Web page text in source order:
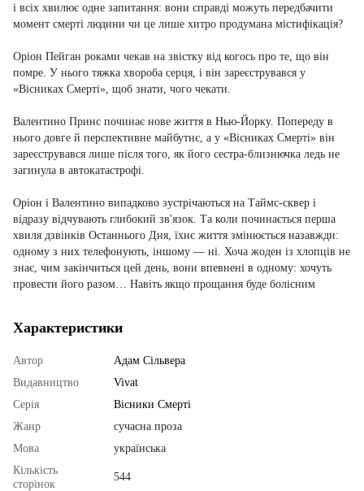
і всіх хвилює одне запитання: вони справді можуть передбачити
момент смерті людини чи це лише хитро продумана містифікація?
Оріон Пейган роками чекав на звістку від когось про те, що він
помре. У нього тяжка хвороба серця, і він зареєструвався у
«Вісниках Смерті», щоб знати, чого чекати.
Валентино Принс починає нове життя в Нью-Йорку. Попереду в
нього довге й перспективне майбутнє, а у «Вісниках Смерті» він
зареєструвався лише після того, як його сестра-близнючка ледь не
загинула в автокатастрофі.
Оріон і Валентино випадково зустрічаються на Таймс-сквер і
відразу відчувають глибокий зв'язок. Та коли починається перша
хвиля дзвінків Останнього Дня, їхнє життя змінюється назавжди:
одному з них телефонують, іншому — ні. Хоча жоден із хлопців не
знає, чим закінчиться цей день, вони впевнені в одному: хочуть
провести його разом… Навіть якщо прощання буде болісним
Характеристики
Автор
Адам Сільвера
Видавництво
Vivat
Серія
Вісники Смерті
Жанр
сучасна проза
Мова
українська
Кількість
сторінок
544